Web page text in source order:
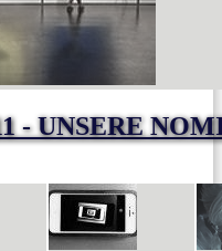
- UNSERE